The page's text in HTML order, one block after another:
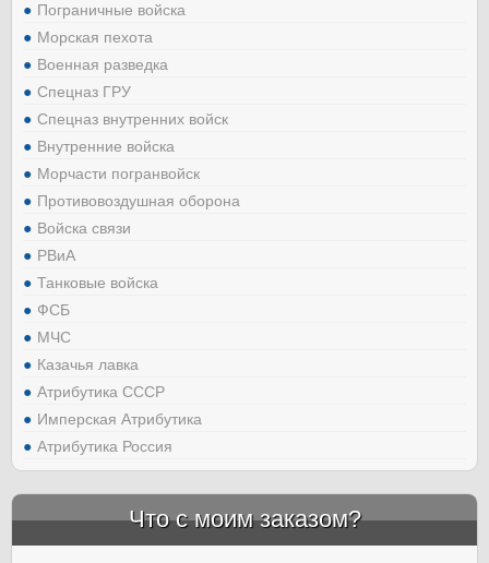
Пограничные войска
Морская пехота
Военная разведка
Спецназ ГРУ
Спецназ внутренних войск
Внутренние войска
Морчасти погранвойск
Противовоздушная оборона
Войска связи
РВиА
Танковые войска
ФСБ
МЧС
Казачья лавка
Атрибутика СССР
Имперская Атрибутика
Атрибутика Россия
Что с моим заказом?